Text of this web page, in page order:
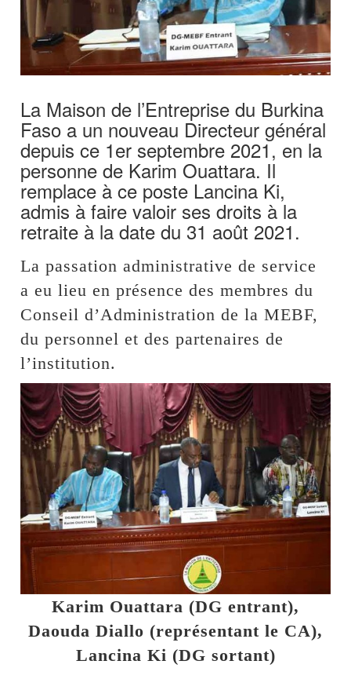
La Maison de l’Entreprise du Burkina
Faso a un nouveau Directeur général
depuis ce 1er septembre 2021, en la
personne de Karim Ouattara. Il
remplace à ce poste Lancina Ki,
admis à faire valoir ses droits à la
retraite à la date du 31 août 2021.
La passation administrative de service
a eu lieu en présence des membres du
Conseil d’Administration de la MEBF,
du personnel et des partenaires de
l’institution.
Karim Ouattara (DG entrant),
Daouda Diallo (représentant le CA),
Lancina Ki (DG sortant)